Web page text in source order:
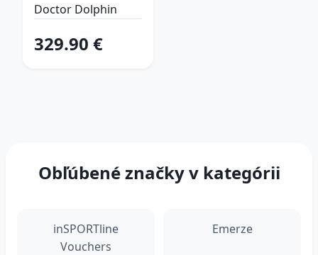
Soccer 72013
Doctor Dolphin
329.90 €
Obľúbené značky v kategórii
inSPORTline
Vouchers
Emerze